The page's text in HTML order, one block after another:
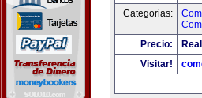
Categorias:
Precio:
Visitar!